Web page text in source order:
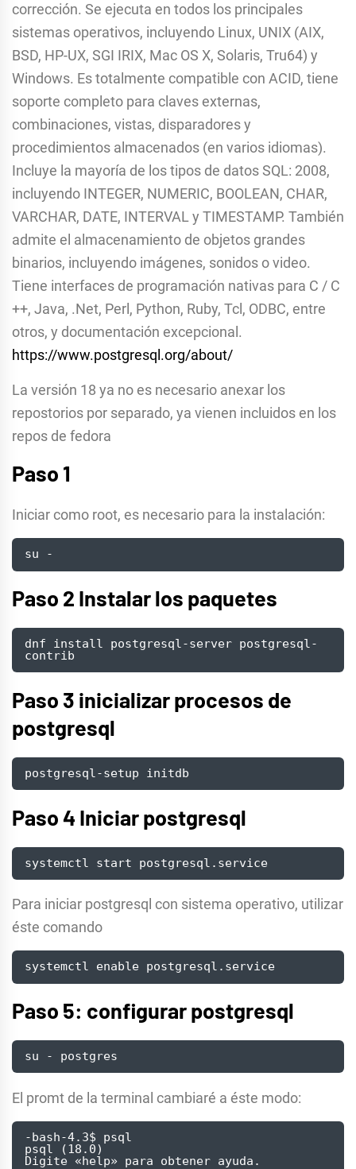
corrección. Se ejecuta en todos los principales
sistemas operativos, incluyendo Linux, UNIX (AIX,
BSD, HP-UX, SGI IRIX, Mac OS X, Solaris, Tru64) y
Windows. Es totalmente compatible con ACID, tiene
soporte completo para claves externas,
combinaciones, vistas, disparadores y
procedimientos almacenados (en varios idiomas).
Incluye la mayoría de los tipos de datos SQL: 2008,
incluyendo INTEGER, NUMERIC, BOOLEAN, CHAR,
VARCHAR, DATE, INTERVAL y TIMESTAMP. También
admite el almacenamiento de objetos grandes
binarios, incluyendo imágenes, sonidos o video.
Tiene interfaces de programación nativas para C / C
++, Java, .Net, Perl, Python, Ruby, Tcl, ODBC, entre
otros, y documentación excepcional.
https://www.postgresql.org/about/
La versión 18 ya no es necesario anexar los
repostorios por separado, ya vienen incluidos en los
repos de fedora
Paso 1
Iniciar como root, es necesario para la instalación:
su -
Paso 2 Instalar los paquetes
dnf install postgresql-server postgresql-
contrib
Paso 3 inicializar procesos de
postgresql
postgresql-setup initdb
Paso 4 Iniciar postgresql
systemctl start postgresql.service
Para iniciar postgresql con sistema operativo, utilizar
éste comando
systemctl enable postgresql.service
Paso 5: configurar postgresql
su - postgres
El promt de la terminal cambiaré a éste modo:
-bash-4.3$ psql
psql (18.0)
Digite «help» para obtener ayuda.